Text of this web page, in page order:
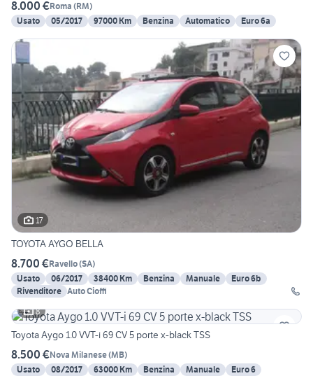
8.000 €Roma (RM)
Usato
05/2017 97000 Km Benzina Automatico Euro 6a
17
TOYOTA AYGO BELLA
8.700 €Ravello(SA)
Usato
06/2017 38400 Km Benzina Manuale
Euro 6b
Rivenditore Auto Cioffi
8
Toyota Aygo 1.0 VVT-i 69 CV 5 porte x-black TSS
8.500 €Nova Milanese(MB)
Usato
08/2017 63000 Km Benzina Manuale
Euro 6